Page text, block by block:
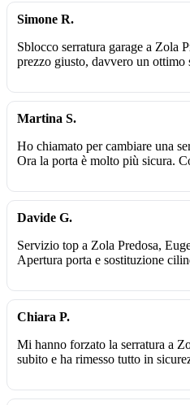
Simone R.
Sblocco serratura garage a Zola
prezzo giusto, davvero un ottimo
Martina S.
Ho chiamato per cambiare una
Ora la porta è molto più sicura.
Davide G.
Servizio top a Zola Predosa,
Apertura porta e sostituzione
Chiara P.
Mi hanno forzato la serratura a
subito e ha rimesso tutto in